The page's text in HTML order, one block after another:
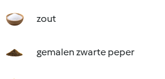
zout
gemalen zwarte peper